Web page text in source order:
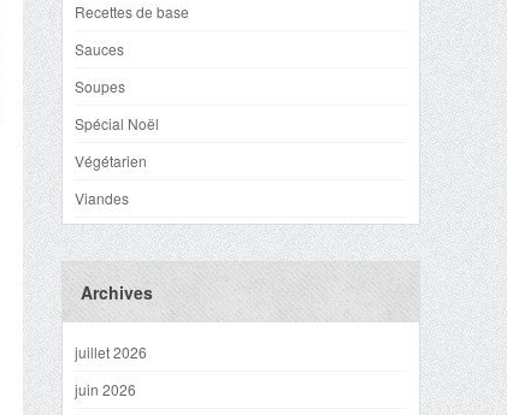
Recettes de base
Sauces
Soupes
Spécial Noël
Végétarien
Viandes
Archives
juillet 2026
juin 2026